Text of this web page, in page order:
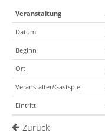
Veranstaltung
Datum
Beginn
Ort
Veranstalter/Gastspiel
Eintritt
Zurück